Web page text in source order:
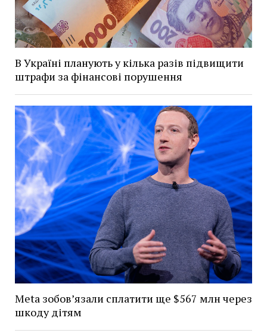
В Україні планують у кілька разів підвищити
штрафи за фінансові порушення
Meta зобов’язали сплатити ще $567 млн через
шкоду дітям